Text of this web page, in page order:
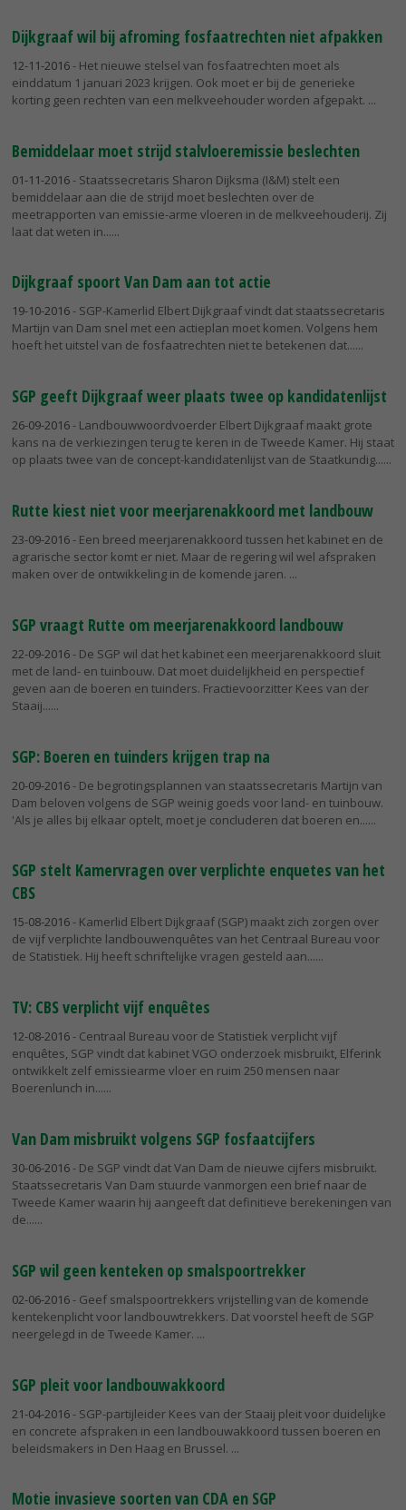
Dijkgraaf wil bij afroming fosfaatrechten niet afpakken
12-11-2016- Het nieuwe stelsel van fosfaatrechten moet als
einddatum 1 januari 2023 krijgen. Ook moet er bij de generieke
korting geen rechten van een melkveehouder worden afgepakt.
Bemiddelaar moet strijd stalvloeremissie beslechten
01-11-2016- Staatssecretaris Sharon Dijksma (I&M) stelt een
bemiddelaar aan die de strijd moet beslechten over de
meetrapporten van emissie-arme vloeren in de melkveehouderij. Zij
laat dat weten in...
Dijkgraaf spoort Van Dam aan tot actie
19-10-2016- SGP-Kamerlid Elbert Dijkgraaf vindt dat staatssecretaris
Martijn van Dam snel met een actieplan moet komen. Volgens hem
hoeft het uitstel van de fosfaatrechten niet te betekenen dat...
SGP geeft Dijkgraaf weer plaats twee op kandidatenlijst
26-09-2016- Landbouwwoordvoerder Elbert Dijkgraaf maakt grote
kans na de verkiezingen terug te keren in de Tweede Kamer. Hij staat
op plaats twee van de concept-kandidatenlijst van de Staatkundig...
Rutte kiest niet voor meerjarenakkoord met landbouw
23-09-2016- Een breed meerjarenakkoord tussen het kabinet en de
agrarische sector komt er niet. Maar de regering wil wel afspraken
maken over de ontwikkeling in de komende jaren.
SGP vraagt Rutte om meerjarenakkoord landbouw
22-09-2016- De SGP wil dat het kabinet een meerjarenakkoord sluit
met de land- en tuinbouw. Dat moet duidelijkheid en perspectief
geven aan de boeren en tuinders. Fractievoorzitter Kees van der
Staaij...
SGP: Boeren en tuinders krijgen trap na
20-09-2016- De begrotingsplannen van staatssecretaris Martijn van
Dam beloven volgens de SGP weinig goeds voor land- en tuinbouw.
'Als je alles bij elkaar optelt, moet je concluderen dat boeren en...
SGP stelt Kamervragen over verplichte enquetes van het
CBS
15-08-2016- Kamerlid Elbert Dijkgraaf (SGP) maakt zich zorgen over
de vijf verplichte landbouwenquêtes van het Centraal Bureau voor
de Statistiek. Hij heeft schriftelijke vragen gesteld aan...
TV: CBS verplicht vijf enquêtes
12-08-2016- Centraal Bureau voor de Statistiek verplicht vijf
enquêtes, SGP vindt dat kabinet VGO onderzoek misbruikt, Elferink
ontwikkelt zelf emissiearme vloer en ruim 250 mensen naar
Boerenlunch in...
Van Dam misbruikt volgens SGP fosfaatcijfers
30-06-2016- De SGP vindt dat Van Dam de nieuwe cijfers misbruikt.
Staatssecretaris Van Dam stuurde vanmorgen een brief naar de
Tweede Kamer waarin hij aangeeft dat definitieve berekeningen van
de...
SGP wil geen kenteken op smalspoortrekker
02-06-2016- Geef smalspoortrekkers vrijstelling van de komende
kentekenplicht voor landbouwtrekkers. Dat voorstel heeft de SGP
neergelegd in de Tweede Kamer.
SGP pleit voor landbouwakkoord
21-04-2016- SGP-partijleider Kees van der Staaij pleit voor duidelijke
en concrete afspraken in een landbouwakkoord tussen boeren en
beleidsmakers in Den Haag en Brussel.
Motie invasieve soorten van CDA en SGP